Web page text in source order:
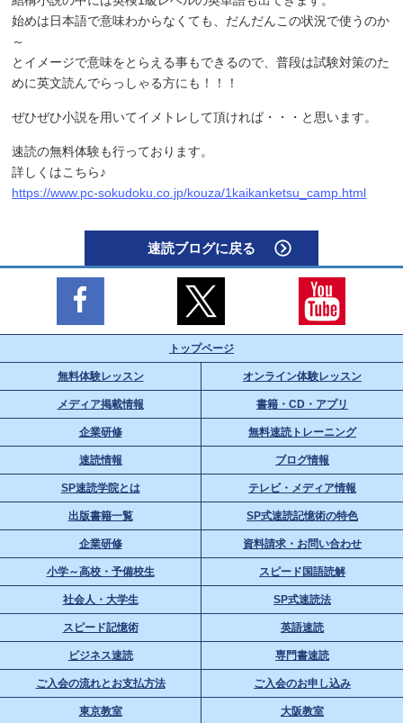
始めは日本語で意味わからなくても、だんだんこの状況で使うのか
～
とイメージで意味をとらえる事もできるので、普段は試験対策のた
めに英文読んでらっしゃる方にも！！！
ぜひぜひ小説を用いてイメトレして頂ければ・・・と思います。
速読の無料体験も行っております。
詳しくはこちら♪
https://www.pc-sokudoku.co.jp/kouza/1kaikanketsu_camp.html
速読ブログに戻る
トップページ
無料体験レッスン オンライン体験レッスン
メディア掲載情報 書籍・CD・アプリ
企業研修 無料速読トレーニング
速読情報 ブログ情報
SP速読学院とは テレビ・メディア情報
出版書籍一覧 SP式速読記憶術の特色
企業研修 資料請求・お問い合わせ
小学～高校・予備校生 スピード国語読解
社会人・大学生 SP式速読法
スピード記憶術 英語速読
ビジネス速読 専門書速読
ご入会の流れとお支払方法 ご入会のお申し込み
東京教室 大阪教室